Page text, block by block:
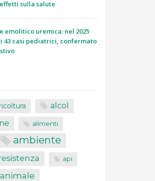
sulla salute
emolitico uremica: nel 2025
43 casi pediatrici, confermato
alcol
alimenti
ambiente
api